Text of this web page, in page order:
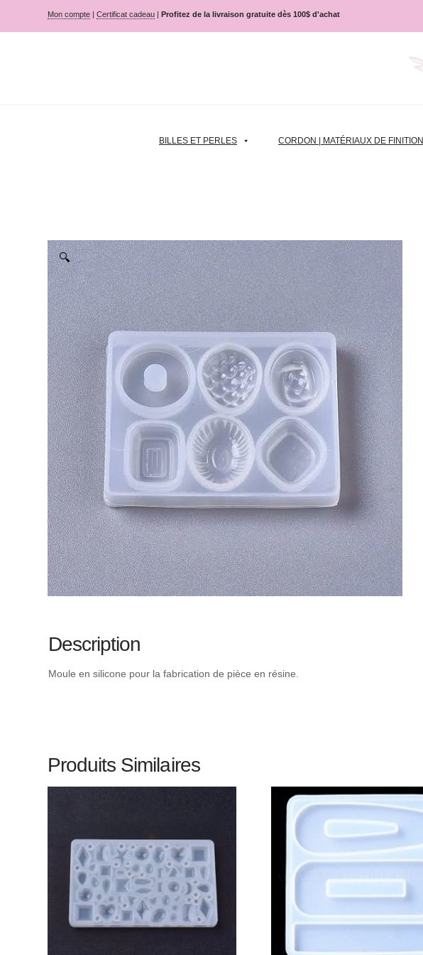
Mon compte |Certificat cadeau |Profitez de la livraison gratuite dès 100$ d'achat
BILLES ET PERLES CORDON | MATÉRIAUX DE FINITION
🔍
Description
Moule en silicone pour la fabrication de pièce en résine.
Produits Similaires